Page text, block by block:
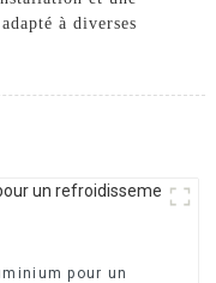
à diverses
pour un